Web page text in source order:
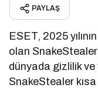
PAYLAŞ
ESET, 2025
olan
dünyada gizlilik
SnakeStealer